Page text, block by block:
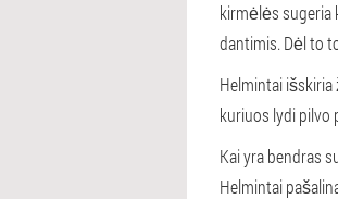
kirmėlės sugeria
dantimis. Dėl to
Helmintai
kuriuos lydi pilvo
Kai yra bendras
Helmintai